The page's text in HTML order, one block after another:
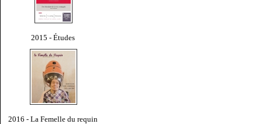
2015 - Études
2016 - La Femelle du requin